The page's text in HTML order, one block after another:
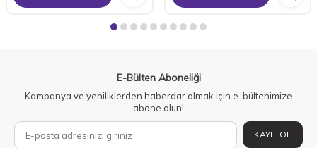
E-Bülten Aboneliği
Kampanya ve yeniliklerden haberdar olmak için e-bültenimize
abone olun!
KAYIT OL